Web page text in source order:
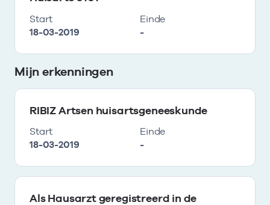
Start
18-03-2019
Einde
-
Mijn erkenningen
RIBIZ Artsen huisartsgeneeskunde
Start
18-03-2019
Einde
-
Als Hausarzt geregistreerd in de